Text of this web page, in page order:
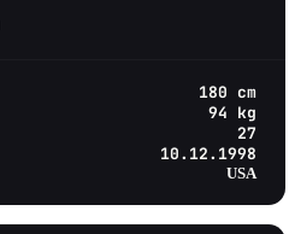
180 cm
94 kg
27
10.12.1998
USA